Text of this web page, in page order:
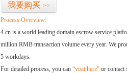
我要购买 >>
Process Overview:
4.cn is a world leading domain escrow service
million RMB transaction volume every year. We
5 workdays.
For detailed process, you can “visit here” or contact